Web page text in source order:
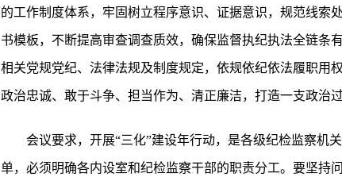
的工作制度体系，牢固树立程序意识、证据意识，规范线索
书模板，不断提高审查调查质效，确保监督执纪执法全链条
相关党规党纪、法律法规及制度规定，依规依纪依法履职用
政治忠诚、敢于斗争、担当作为、清正廉洁，打造一支政治
会议要求，开展“三化”建设年行动，是各级纪检监察机
单，必须明确各内设室和纪检监察干部的职责分工。要坚持